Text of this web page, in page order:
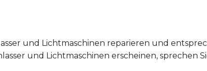
und Lichtmaschinen reparieren und
und Lichtmaschinen erscheinen, sprechen